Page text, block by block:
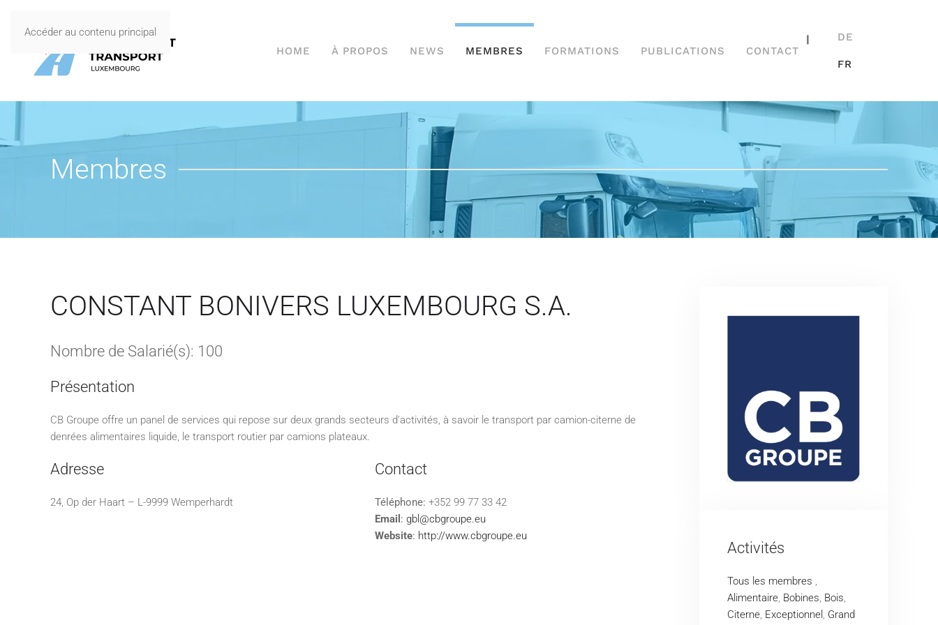
Accéder au contenu principal
HOME
À PROPOS NEWS MEMBRES FORMATIONS PUBLICATIONS CONTACT
| DE
FR
Membres
CONSTANT BONIVERS LUXEMBOURG S.A.
Nombre de Salarié(s): 100
Présentation
CB Groupe offre un panel de services qui repose sur deux grands secteurs d’activités, à savoir le transport par camion-citerne de
denrées alimentaires liquide, le transport routier par camions plateaux.
Adresse
24, Op der Haart – L-9999 Wemperhardt
Contact
Téléphone: +352 99 77 33 42
Email : gbl@cbgroupe.eu
Website: http://www.cbgroupe.eu
Activités
Tous les membres ,
Alimentaire, Bobines, Bois,
Citerne, Exceptionnel , Grand